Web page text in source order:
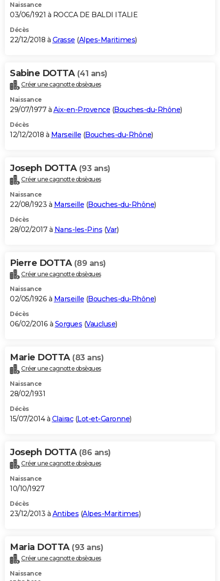
Naissance
03/06/1921 à ROCCA DE BALDI ITALIE
Décès
22/12/2018 à Grasse (Alpes-Maritimes)
Sabine DOTTA (41 ans)
Créer une cagnotte obsèques
Naissance
29/07/1977 à Aix-en-Provence (Bouches-du-Rhône)
Décès
12/12/2018 à Marseille (Bouches-du-Rhône)
Joseph DOTTA (93 ans)
Créer une cagnotte obsèques
Naissance
22/08/1923 à Marseille (Bouches-du-Rhône)
Décès
28/02/2017 à Nans-les-Pins (Var)
Pierre DOTTA (89 ans)
Créer une cagnotte obsèques
Naissance
02/05/1926 à Marseille (Bouches-du-Rhône)
Décès
06/02/2016 à Sorgues (Vaucluse)
Marie DOTTA (83 ans)
Créer une cagnotte obsèques
Naissance
28/02/1931
Décès
15/07/2014 à Clairac(Lot-et-Garonne)
Joseph DOTTA (86 ans)
Créer une cagnotte obsèques
Naissance
10/10/1927
Décès
23/12/2013 à Antibes (Alpes-Maritimes)
Maria DOTTA (93 ans)
Créer une cagnotte obsèques
Naissance